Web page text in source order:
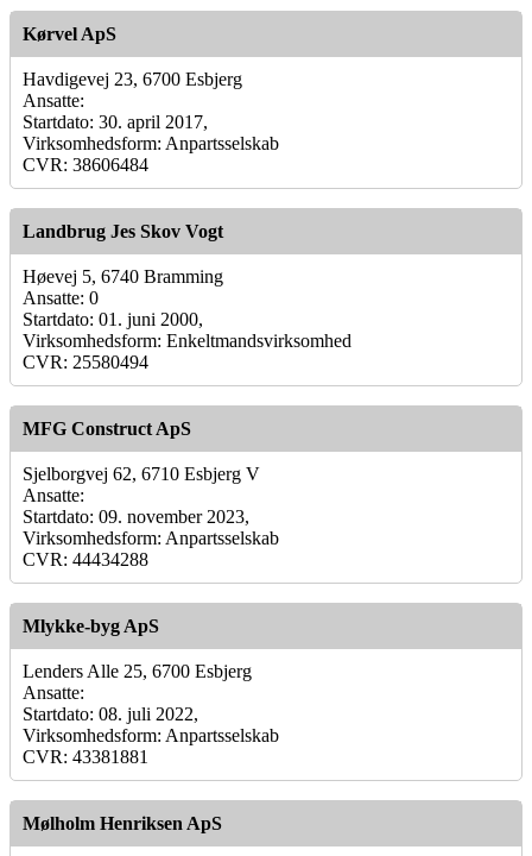
Kørvel ApS
Havdigevej 23, 6700 Esbjerg
Ansatte:
Startdato: 30. april 2017,
Virksomhedsform: Anpartsselskab
CVR: 38606484
Landbrug Jes Skov Vogt
Høevej 5, 6740 Bramming
Ansatte: 0
Startdato: 01. juni 2000,
Virksomhedsform: Enkeltmandsvirksomhed
CVR: 25580494
MFG Construct ApS
Sjelborgvej 62, 6710 Esbjerg V
Ansatte:
Startdato: 09. november 2023,
Virksomhedsform: Anpartsselskab
CVR: 44434288
Mlykke-byg ApS
Lenders Alle 25, 6700 Esbjerg
Ansatte:
Startdato: 08. juli 2022,
Virksomhedsform: Anpartsselskab
CVR: 43381881
Mølholm Henriksen ApS